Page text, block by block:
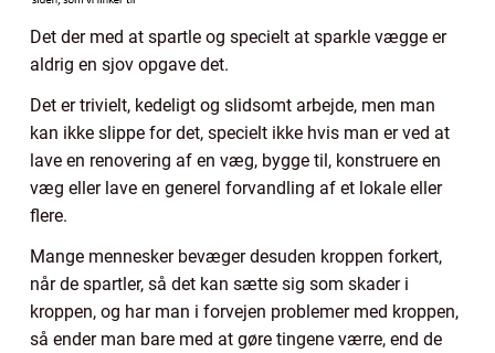
Det der med at spartle og specielt at sparkle vægge er
aldrig en sjov opgave det.
Det er trivielt, kedeligt og slidsomt arbejde, men man
kan ikke slippe for det, specielt ikke hvis man er ved at
lave en renovering af en væg, bygge til, konstruere en
væg eller lave en generel forvandling af et lokale eller
flere.
Mange mennesker bevæger desuden kroppen forkert,
når de spartler, så det kan sætte sig som skader i
kroppen, og har man i forvejen problemer med kroppen,
så ender man bare med at gøre tingene værre, end de